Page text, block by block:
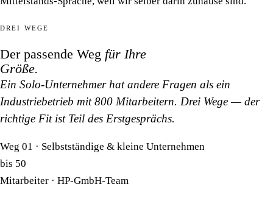
DREI WEGE
Der passende Weg für Ihre
Größe.
Ein Solo-Unternehmer hat andere Fragen als ein
Industriebetrieb mit 800 Mitarbeitern. Drei Wege — der
richtige Fit ist Teil des Erstgesprächs.
Weg 01 · Selbstständige & kleine Unternehmen
bis 50
Mitarbeiter · HP-GmbH-Team